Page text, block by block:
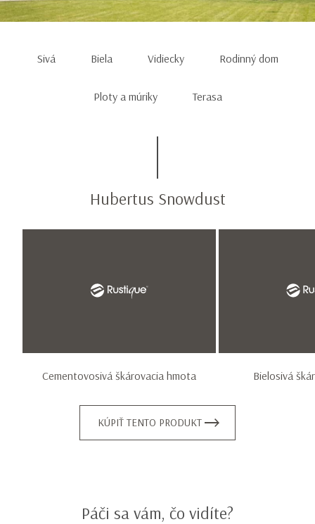
Sivá Biela Vidiecky Rodinný dom
Ploty a múriky Terasa
Hubertus Snowdust
Cementovosivá škárovacia hmota Bielosivá
KÚPIŤ TENTO PRODUKT
Páči sa vám, čo vidíte?